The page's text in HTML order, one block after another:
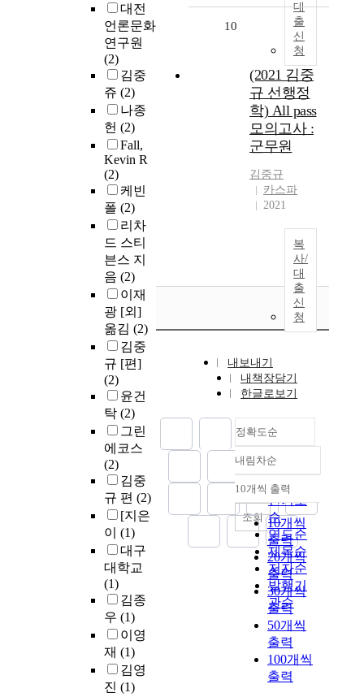
대전
언론문화
연구원
(2)
김중
쥬 (2)
나종
헌 (2)
Fall,
Kevin R
(2)
케빈
폴 (2)
리차
드 스티
븐스 지
음 (2)
이재
광 [외]
옮김 (2)
김중
규 [편]
(2)
윤건
탁 (2)
그린
에코스
(2)
김중
규 편 (2)
[지은
이 (1)
대구
대학교
(1)
김종
우 (1)
이영
재 (1)
김영
진 (1)
대
출
신
청
10
(2021 김중
규 선행정
학) All pass
모의고사 :
군무원
김중규
카스파
2021
복
사/
대
출
신
청
내보내기
내책장담기
한글로보기
정확도순
정확도
순
인기도
순
연도순
제목순
저자순
발행기
관순
내림차순
내림차순
10개씩 출력
10개씩
출력
20개씩
출력
30개씩
출력
50개씩
출력
100개씩
출력
조회